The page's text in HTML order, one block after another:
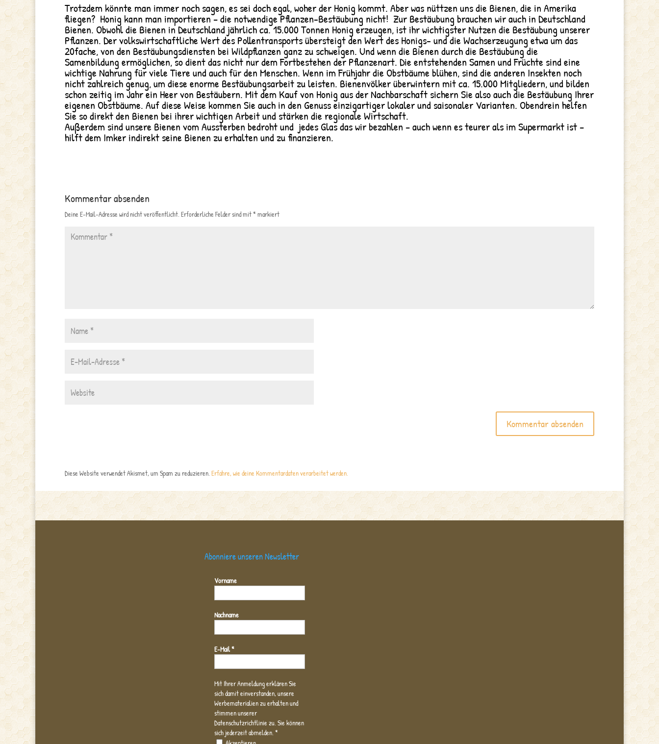
Trotzdem könnte man immer noch sagen, es sei doch egal, woher der Honig kommt. Aber was nüttzen uns die Bienen, die in Amerika
fliegen? Honig kann man importieren – die notwendige Pflanzen-Bestäubung nicht! Zur Bestäubung brauchen wir auch in Deutschland
Bienen. Obwohl die Bienen in Deutschland jährlich ca. 15.000 Tonnen Honig erzeugen, ist ihr wichtigster Nutzen die Bestäubung unserer
Pflanzen. Der volkswirtschaftliche Wert des Pollentransports übersteigt den Wert des Honigs- und die Wachserzeugung etwa um das
20fache, von den Bestäubungsdiensten bei Wildpflanzen ganz zu schweigen. Und wenn die Bienen durch die Bestäubung die
Samenbildung ermöglichen, so dient das nicht nur dem Fortbestehen der Pflanzenart. Die entstehenden Samen und Früchte sind eine
wichtige Nahrung für viele Tiere und auch für den Menschen. Wenn im Frühjahr die Obstbäume blühen, sind die anderen Insekten noch
nicht zahlreich genug, um diese enorme Bestäubungsarbeit zu leisten. Bienenvölker überwintern mit ca. 15.000 Mitgliedern, und bilden
schon zeitig im Jahr ein Heer von Bestäubern. Mit dem Kauf von Honig aus der Nachbarschaft sichern Sie also auch die Bestäubung Ihrer
eigenen Obstbäume. Auf diese Weise kommen Sie auch in den Genuss einzigartiger lokaler und saisonaler Varianten. Obendrein helfen
Sie so direkt den Bienen bei ihrer wichtigen Arbeit und stärken die regionale Wirtschaft.
Außerdem sind unsere Bienen vom Aussterben bedroht und jedes Glas das wir bezahlen – auch wenn es teurer als im Supermarkt ist –
hilft dem Imker indirekt seine Bienen zu erhalten und zu finanzieren.
Kommentar absenden
Deine E-Mail-Adresse wird nicht veröffentlicht. Erforderliche Felder sind mit* markiert
Diese Website verwendet Akismet, um Spam zu reduzieren. Erfahre, wie deine Kommentardaten verarbeitet werden.
Abonniere unseren Newsletter
Vorname
Nachname
E-Mail*
Mit Ihrer Anmeldung erklären Sie
sich damit einverstanden, unsere
Werbematerialien zu erhalten und
stimmen unserer
Datenschutzrichtlinie zu. Sie können
sich jederzeit abmelden. *